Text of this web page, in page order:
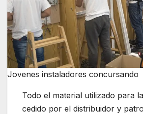
Jovenes instaladores concursando
Todo el material utilizado para
cedido por el distribuidor y